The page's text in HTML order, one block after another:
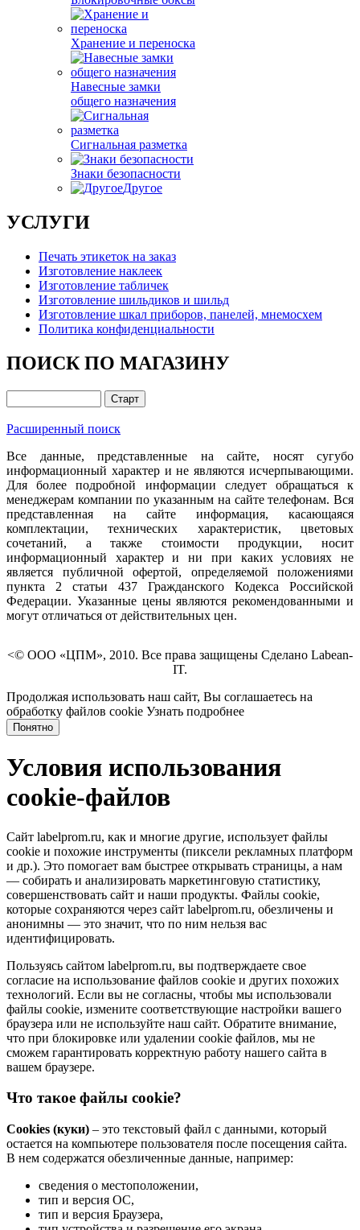
Хранение и переноска
Навесные замки
общего назначения
Сигнальная разметка
Знаки безопасности
Другое
УСЛУГИ
Печать этикеток на заказ
Изготовление наклеек
Изготовление табличек
Изготовление шильдиков и шильд
Изготовление шкал приборов, панелей, мнемосхем
Политика конфиденциальности
ПОИСК ПО МАГАЗИНУ
Расширенный поиск
Все данные, представленные на сайте, носят сугубо
информационный характер и не являются исчерпывающими.
Для более подробной информации следует обращаться к
менеджерам компании по указанным на сайте телефонам. Вся
представленная на сайте информация, касающаяся
комплектации, технических характеристик, цветовых
сочетаний, а также стоимости продукции, носит
информационный характер и ни при каких условиях не
является публичной офертой, определяемой положениями
пункта 2 статьи 437 Гражданского Кодекса Российской
Федерации. Указанные цены являются рекомендованными и
могут отличаться от действительных цен.
<© ООО «ЦПМ», 2010. Все права защищены Сделано Labean-
IT.
Продолжая использовать наш сайт, Вы соглашаетесь на
обработку файлов cookie Узнать подробнее
Понятно
Условия использования
cookie-файлов
Сайт labelprom.ru, как и многие другие, использует файлы
cookie и похожие инструменты (пиксели рекламных платформ
и др.). Это помогает вам быстрее открывать страницы, а нам
— собирать и анализировать маркетинговую статистику,
совершенствовать сайт и наши продукты. Файлы сookie,
которые сохраняются через сайт labelprom.ru, обезличены и
анонимны — это значит, что по ним нельзя вас
идентифицировать.
Пользуясь сайтом labelprom.ru, вы подтверждаете свое
согласие на использование файлов cookie и других похожих
технологий. Если вы не согласны, чтобы мы использовали
файлы cookie, измените соответствующие настройки вашего
браузера или не используйте наш сайт. Обратите внимание,
что при блокировке или удалении cookie файлов, мы не
сможем гарантировать корректную работу нашего сайта в
вашем браузере.
Что такое файлы cookie?
Cookies (куки) – это текстовый файл с данными, который
остается на компьютере пользователя после посещения сайта.
В нем содержатся обезличенные данные, например:
сведения о местоположении,
тип и версия ОС,
тип и версия Браузера,